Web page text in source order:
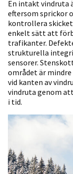
En intakt vindruta
eftersom sprickor
kontrollera
enkelt sätt att
trafikanter.
strukturella
sensorer.
området är
vid kanten av
vindruta genom
i tid.